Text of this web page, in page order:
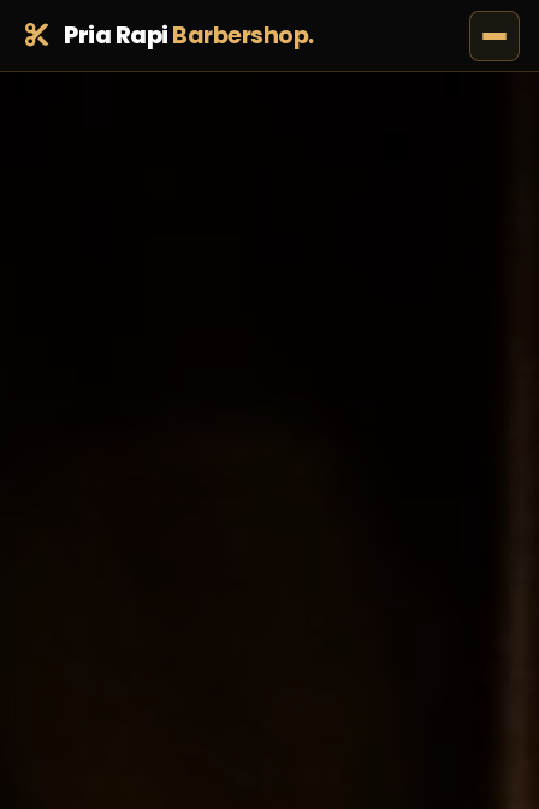
Pria RapiBarbershop.